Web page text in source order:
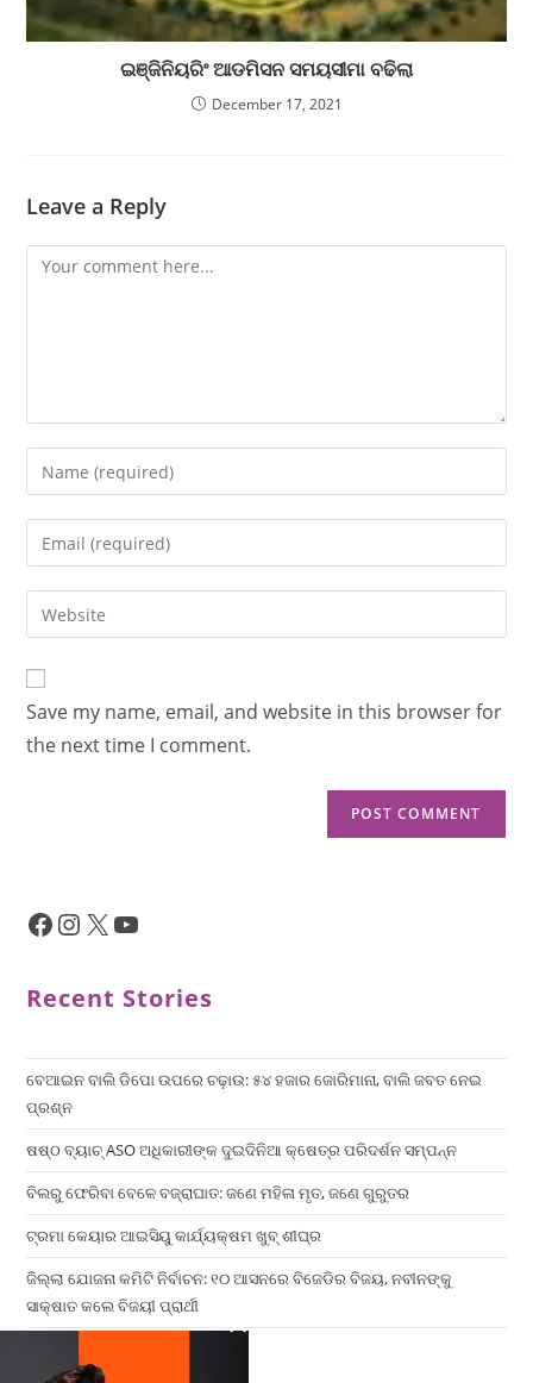
ଇଞ୍ଜିନିୟରିଂ ଆଡମିସନ ସମୟସୀମା ବଢିଲା
December 17, 2021
Leave a Reply
Save my name, email, and website in this browser for
the next time I comment.
Recent Stories
ବେଆଇନ ବାଲି ଡିପୋ ଉପରେ ଚଢ଼ାଉ: ୫୪ ହଜାର ଜୋରିମାନା, ବାଲି ଜବତ ନେଇ
ପ୍ରଶ୍ନ
ଷଷ୍ଠ ବ୍ୟାଚ୍‌ ASO ଅଧିକାରୀଙ୍କ ଦୁଇଦିନିଆ କ୍ଷେତ୍ର ପରିଦର୍ଶନ ସମ୍ପନ୍ନ
ବିଲରୁ ଫେରିବା ବେଳେ ବଜ୍ରାଘାତ: ଜଣେ ମହିଳା ମୃତ, ଜଣେ ଗୁରୁତର
ଟ୍ରମା କେୟାର ଆଇସିୟୁ କାର୍ଯ୍ୟକ୍ଷମ ଖୁବ୍ ଶୀଘ୍ର
ଜିଲ୍ଲା ଯୋଜନା କମିଟି ନିର୍ବାଚନ: ୧୦ ଆସନରେ ବିଜେଡିର ବିଜୟ, ନବୀନଙ୍କୁ
ସାକ୍ଷାତ କଲେ ବିଜୟୀ ପ୍ରାର୍ଥୀ
×